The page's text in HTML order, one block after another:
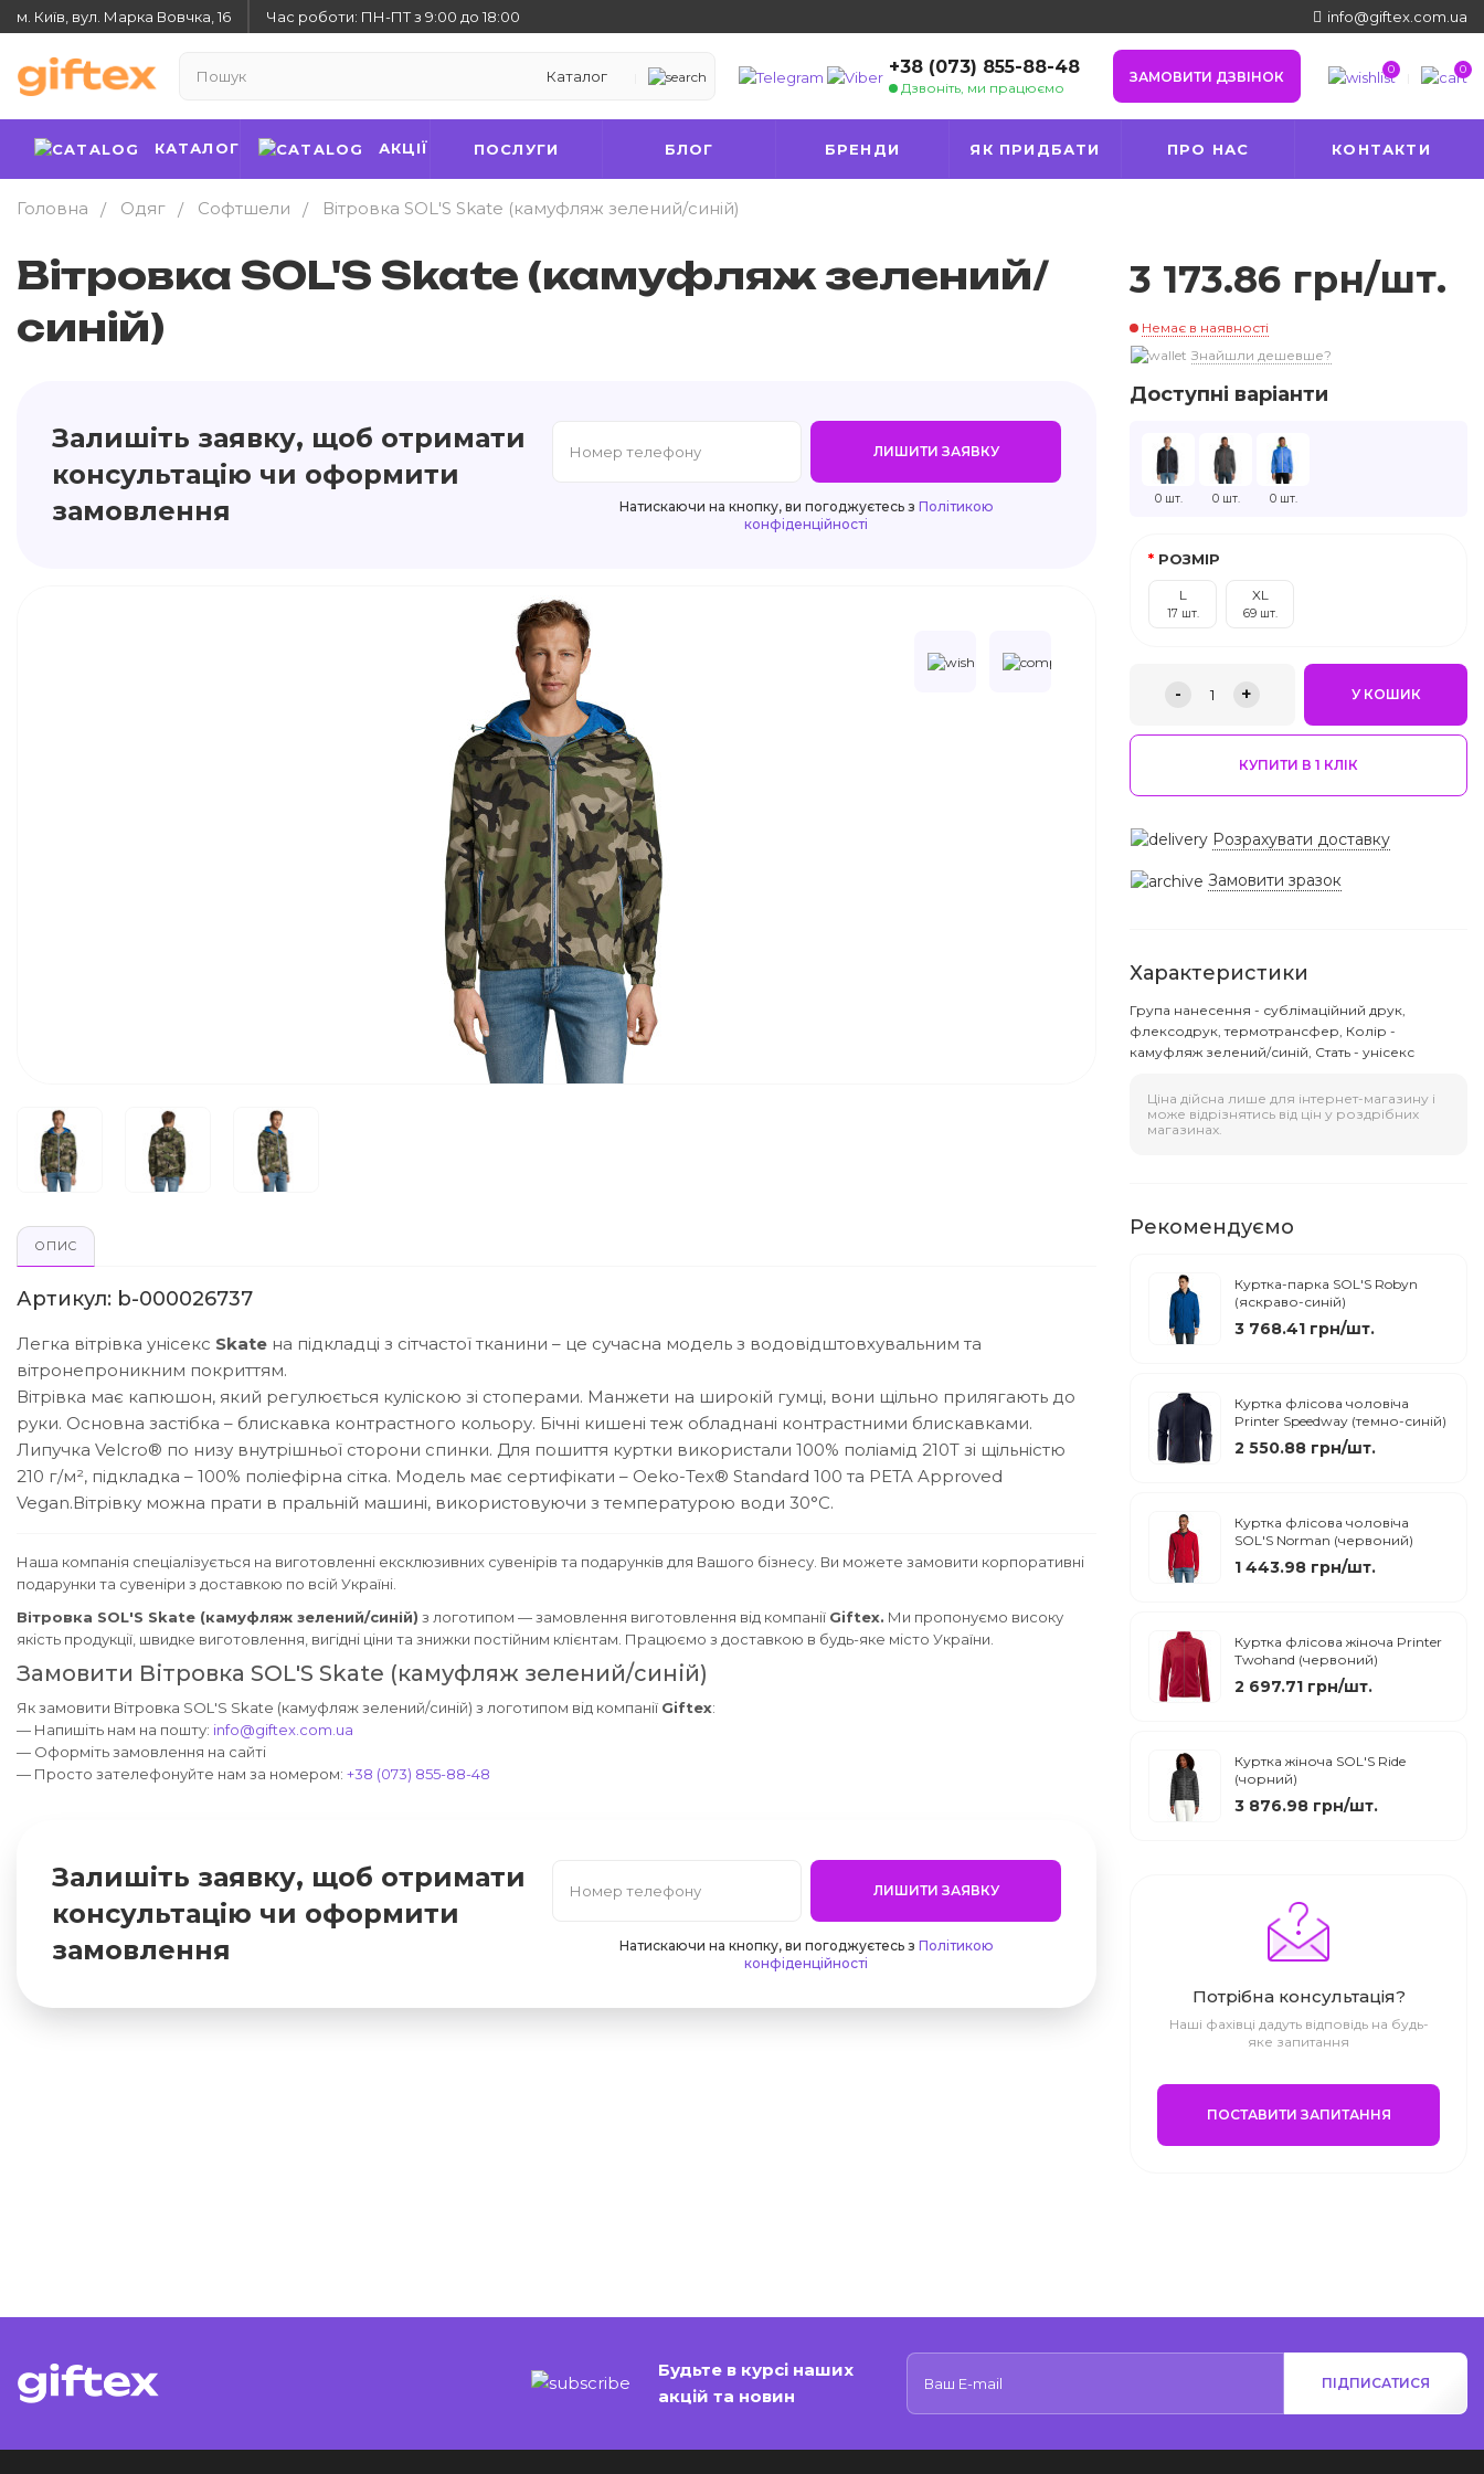
м. Київ, вул. Марка Вовчка, 16 Час роботи: ПН-ПТ з 9:00 до 18:00 info@giftex.com.ua
Каталог +38 (073) 855-88-48
Дзвоніть, ми працюємо
ЗАМОВИТИ ДЗВІНОК 0 0
КАТАЛОГ АКЦІЇ ПОСЛУГИ БЛОГ БРЕНДИ ЯК ПРИДБАТИ ПРО НАС КОНТАКТИ
Головна Одяг Софтшели Вітровка SOL'S Skate (камуфляж зелений/синій)
Вітровка SOL'S Skate (камуфляж зелений/
синій)
Залишіть заявку, щоб отримати
консультацію чи оформити
замовлення
ЛИШИТИ ЗАЯВКУ
Натискаючи на кнопку, ви погоджуєтесь з Політикою
конфіденційності
ОПИС
Артикул: b-000026737
Легка вітрівка унісекс Skate на підкладці з сітчастої тканини – це сучасна модель з водовідштовхувальним та
вітронепроникним покриттям.
Вітрівка має капюшон, який регулюється куліскою зі стоперами. Манжети на широкій гумці, вони щільно прилягають до
руки. Основна застібка – блискавка контрастного кольору. Бічні кишені теж обладнані контрастними блискавками.
Липучка Velcro® по низу внутрішньої сторони спинки. Для пошиття куртки використали 100% поліамід 210Т зі щільністю
210 г/м², підкладка – 100% поліефірна сітка. Модель має сертифікати – Oeko-Tex® Standard 100 та PETA Approved
Vegan.Вітрівку можна прати в пральній машині, використовуючи з температурою води 30°C.
Наша компанія спеціалізується на виготовленні ексклюзивних сувенірів та подарунків для Вашого бізнесу. Ви можете замовити корпоративні
подарунки та сувеніри з доставкою по всій Україні.
Вітровка SOL'S Skate (камуфляж зелений/синій) з логотипом — замовлення виготовлення від компанії Giftex. Ми пропонуємо високу
якість продукції, швидке виготовлення, вигідні ціни та знижки постійним клієнтам. Працюємо з доставкою в будь-яке місто України.
Замовити Вітровка SOL'S Skate (камуфляж зелений/синій)
Як замовити Вітровка SOL'S Skate (камуфляж зелений/синій) з логотипом від компанії Giftex:
— Напишіть нам на пошту: info@giftex.com.ua
— Оформіть замовлення на сайті
— Просто зателефонуйте нам за номером: +38 (073) 855-88-48
Залишіть заявку, щоб отримати
консультацію чи оформити
замовлення
ЛИШИТИ ЗАЯВКУ
Натискаючи на кнопку, ви погоджуєтесь з Політикою
конфіденційності
3 173.86 грн/шт.
Немає в наявності
Знайшли дешевше?
Доступні варіанти
0 шт. 0 шт. 0 шт.
РОЗМІР
L
17 шт.
XL
69 шт.
- 1 + У КОШИК
КУПИТИ В 1 КЛIК
Розрахувати доставку
Замовити зразок
Характеристики
Група нанесення - сублімаційний друк,
флексодрук, термотрансфер, Колір -
камуфляж зелений/синій, Стать - унісекс
Ціна дійсна лише для інтернет-магазину і
може відрізнятись від цін у роздрібних
магазинах.
Рекомендуємо
Куртка-парка SOL'S Robyn
(яскраво-синій)
3 768.41 грн/шт.
Куртка флісова чоловіча
Printer Speedway (темно-синій)
2 550.88 грн/шт.
Куртка флісова чоловіча
SOL'S Norman (червоний)
1 443.98 грн/шт.
Куртка флісова жіноча Printer
Twohand (червоний)
2 697.71 грн/шт.
Куртка жіноча SOL'S Ride
(чорний)
3 876.98 грн/шт.
Потрібна консультація?
Наші фахівці дадуть відповідь на будь-
яке запитання
ПОСТАВИТИ ЗАПИТАННЯ
Будьте в курсі наших
акцій та новин
ПІДПИСАТИСЯ